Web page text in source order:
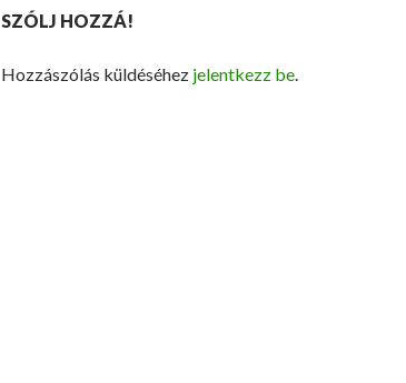
SZÓLJ HOZZÁ!
Hozzászólás küldéséhez jelentkezz be.